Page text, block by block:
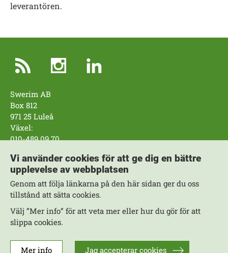
leverantören.
Swerim AB
Box 812
971 25 Luleå
Växel:
010-489 09 70
Swerim AB
Box 7047
164 07 Kista
Växel:
010-489 09 70
Arbeta hos oss
Fler kontaktuppgifter
Kompetensområden
Om webbplatsen
Vi använder cookies för att ge dig en bättre
upplevelse av webbplatsen
Genom att följa länkarna på den här sidan ger du oss
tillstånd att sätta cookies.
Välj ”Mer info” för att veta mer eller hur du gör för att
slippa cookies.
Mer info Jag accepterar cookies